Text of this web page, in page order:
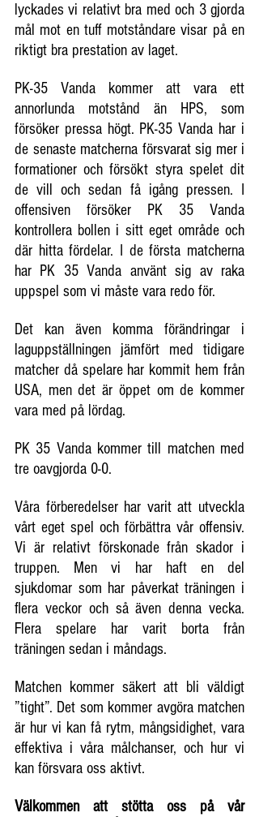
lyckades vi relativt bra med och 3 gjorda
mål mot en tuff motståndare visar på en
riktigt bra prestation av laget.
PK-35 Vanda kommer att vara ett
annorlunda motstånd än HPS, som
försöker pressa högt. PK-35 Vanda har i
de senaste matcherna försvarat sig mer i
formationer och försökt styra spelet dit
de vill och sedan få igång pressen. I
offensiven försöker PK 35 Vanda
kontrollera bollen i sitt eget område och
där hitta fördelar. I de första matcherna
har PK 35 Vanda använt sig av raka
uppspel som vi måste vara redo för.
Det kan även komma förändringar i
laguppställningen jämfört med tidigare
matcher då spelare har kommit hem från
USA, men det är öppet om de kommer
vara med på lördag.
PK 35 Vanda kommer till matchen med
tre oavgjorda 0-0.
Våra förberedelser har varit att utveckla
vårt eget spel och förbättra vår offensiv.
Vi är relativt förskonade från skador i
truppen. Men vi har haft en del
sjukdomar som har påverkat träningen i
flera veckor och så även denna vecka.
Flera spelare har varit borta från
träningen sedan i måndags.
Matchen kommer säkert att bli väldigt
”tight”. Det som kommer avgöra matchen
är hur vi kan få rytm, mångsidighet, vara
effektiva i våra målchanser, och hur vi
kan försvara oss aktivt.
Välkommen att stötta oss på vår